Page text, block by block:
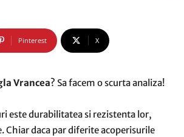
comunicate
Pinterest X
Vrancea? Sa facem o scurta analiza!
este durabilitatea si rezistenta lor,
Chiar daca par diferite acoperisurile